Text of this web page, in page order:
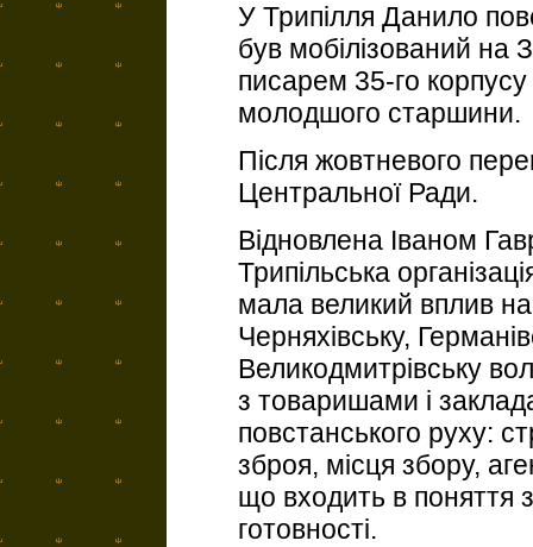
У Трипілля Данило
був мобілізований на
писарем 35-го корпусу
молодшого старшини.
Після жовтневого
Центральної Ради.
Відновлена Іваном
Трипільська
мала великий вплив на
Черняхівську,
Великодмитрівську
з товаришами і
повстанського руху:
зброя, місця збору,
що входить в поняття
готовності.